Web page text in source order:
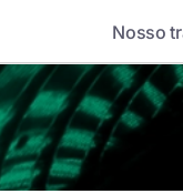
Nosso